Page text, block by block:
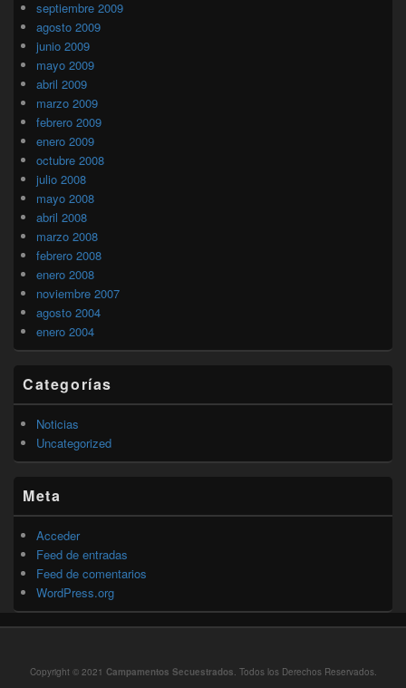
septiembre 2009
agosto 2009
junio 2009
mayo 2009
abril 2009
marzo 2009
febrero 2009
enero 2009
octubre 2008
julio 2008
mayo 2008
abril 2008
marzo 2008
febrero 2008
enero 2008
noviembre 2007
agosto 2004
enero 2004
Categorías
Noticias
Uncategorized
Meta
Acceder
Feed de entradas
Feed de comentarios
WordPress.org
Copyright © 2021 Campamentos Secuestrados. Todos los Derechos Reservados.